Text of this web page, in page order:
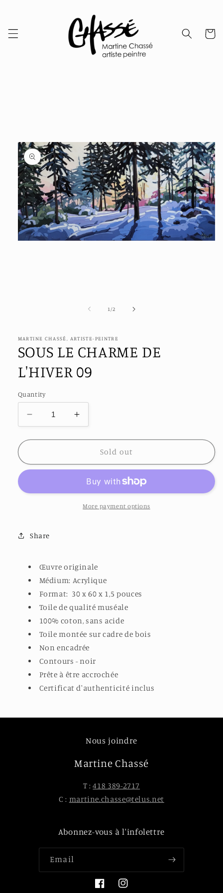
Cart
1 /of2
MARTINE CHASSÉ, ARTISTE-PEINTRE
SOUS LE CHARME DE
L'HIVER 09
Quantity
Decrease
quantity
for
LE
L&#39;HIVER
Increase
quantity
for
SOUS
LE
DE
L&#39;HIVER
09
Sold out
More payment options
Share
Œuvre originale
Médium: Acrylique
Format: 30 x 60 x 1,5 pouces
Toile de qualité muséale
100% coton, sans acide
Toile montée sur cadre de bois
Non encadrée
Contours - noir
Prête à être accrochée
Certificat d'authenticité inclus
Nous joindre
Martine Chassé
T :418 389-2717
C : martine.chasse@telus.net
Abonnez-vous à l'infolettre
Email
FacebookInstagram